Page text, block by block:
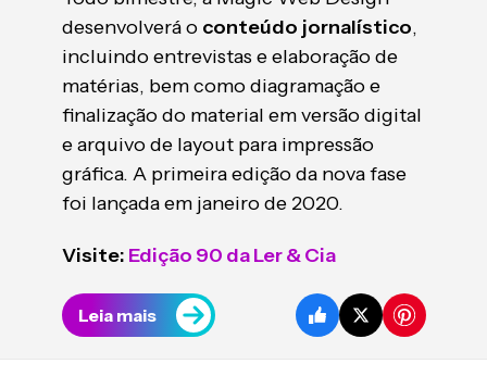
desenvolverá o conteúdo jornalístico,
incluindo entrevistas e elaboração de
matérias, bem como diagramação e
finalização do material em versão digital
e arquivo de layout para impressão
gráfica. A primeira edição da nova fase
foi lançada em janeiro de 2020.
Visite: Edição 90 da Ler & Cia
Leia mais